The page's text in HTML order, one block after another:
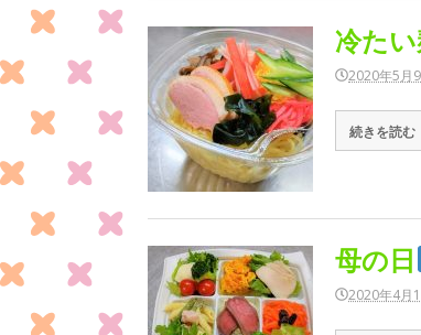
冷た
2020年5月
続きを読む
母の日
2020年4月